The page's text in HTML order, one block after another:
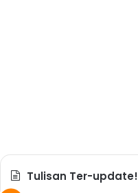
Tulisan Ter-update!